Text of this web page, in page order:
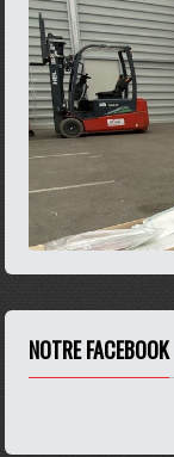
NOTRE FACEBOOK